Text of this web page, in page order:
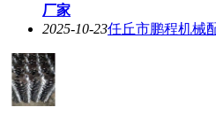
厂家
2025-10-23任丘市鹏程机械